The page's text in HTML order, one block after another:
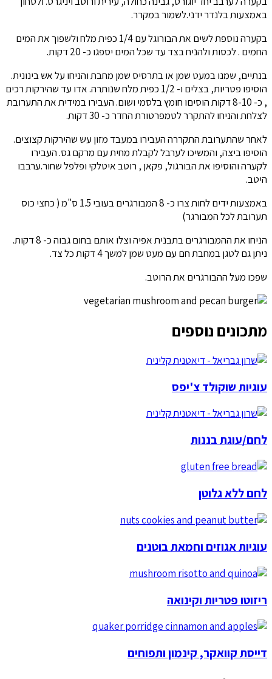
באמצעות בלנדר ידני.לשמור במקרר.
בקערה נוספת לשים את הבורוגל עם 1/4 כפית מלח ולשפוך את המים
החמים . לכסות ולהניח בצד עד שכל המים יספגו כ- 20 דקות.
בנתיים, שמנו במעט שמן או בתרסיס שמן מחבת והניחו על אש בינונית.
הוסיפו פטריות, בצלים ו- 1/2 כפית מלח שנותרה. אדו עד שהירקות רכים
, כ- 8-10 דקות הוסיםו חומץ בלסמי ושום. העבירו במידית את התערובת
לצלחת והניחו להתקרר לטמפרטורת החדר כ- 30 דקות.
לאחר שהתערובת התקררה העבירו במעבד מזון עש שהירקות קצוצים.
הוסיפו ביצה, והמשיכו לערבל לקבלת מחית עם מרקם גס. העבירו
לקערה והוסיפו את הבורגול, פקאן , רוטב איטלקי ופלפל שחור.ערבבו
היטב.
באמצעות ידים לחות צרו כ- 8 המבורגרים בעובי 1.5 ס"מ ( כחצי כוס
תערובת לכל המבורגר)
הניחו את ההמבורגרים בתבנית אפיה וצלו אותם בחום גבוה כ- 8 דקות.
ניתן גם לטגן במחבת חם עם מעט שמן למשך 4 דקות כל צד.
שפכו מעל ההבורגרים את הרוטב.
מתכונים נוספים
עוגיות שוקולד צ'יפס
לחם/עוגת בננות
לחם ללא גלוטן
עוגיות אגוזים וחמאת בוטנים
ריזוטו פטריות וקינואה
דייסת קוואקר, קינמון ותפוחים